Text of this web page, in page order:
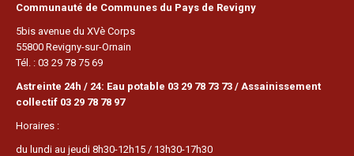
Communauté de Communes du Pays de Revigny
5bis avenue du XVè Corps
55800 Revigny-sur-Ornain
Tél. : 03 29 78 75 69
Astreinte 24h / 24: Eau potable 03 29 78 73 73 / Assainissement
collectif 03 29 78 78 97
Horaires :
du lundi au jeudi 8h30-12h15 / 13h30-17h30